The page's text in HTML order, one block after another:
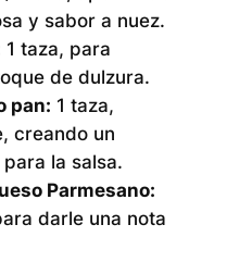
y sabor a nuez.
1 taza, para
de dulzura.
pan: 1 taza,
creando un
la salsa.
Parmesano:
darle una nota